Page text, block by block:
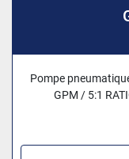
Pompe
GPM / 5:1